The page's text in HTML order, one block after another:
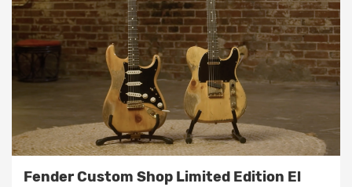
Fender Custom Shop Limited Edition El